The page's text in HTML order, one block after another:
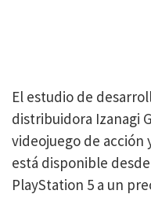
El estudio de
distribuidora Izanagi
videojuego de acción
está disponible
PlayStation 5 a un